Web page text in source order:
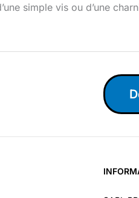
simple vis ou d’une